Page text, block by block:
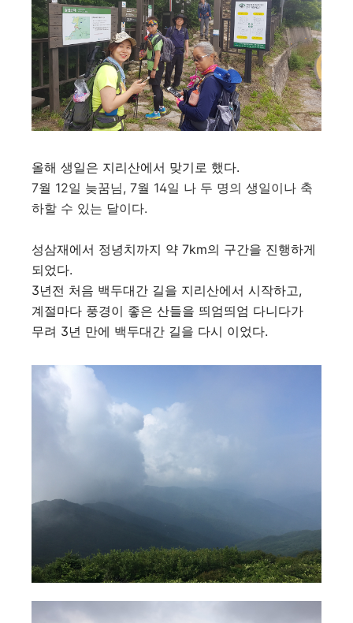
올해 생일은 지리산에서 맞기로 했다.
7월 12일 늦꿈님, 7월 14일 나 두 명의 생일이나 축
하할 수 있는 달이다.
성삼재에서 정녕치까지 약 7km의 구간을 진행하게
되었다.
3년전 처음 백두대간 길을 지리산에서 시작하고,
계절마다 풍경이 좋은 산들을 띄엄띄엄 다니다가
무려 3년 만에 백두대간 길을 다시 이었다.